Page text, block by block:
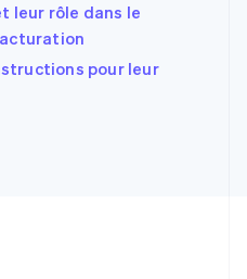
leur rôle dans le
pour leur